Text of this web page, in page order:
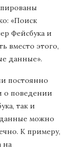
«Поиск
Фейсбука и
вместо этого,
данные».
постоянно
о поведении
так и
данные можно
К примеру,
на